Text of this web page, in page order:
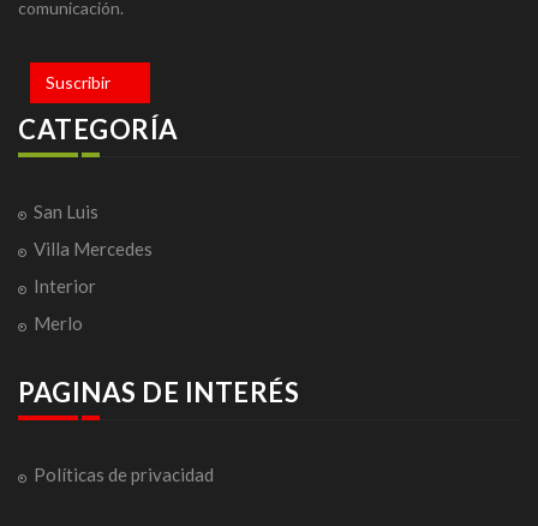
comunicación.
Suscribir
CATEGORÍA
San Luis
Villa Mercedes
Interior
Merlo
PAGINAS DE INTERÉS
Políticas de privacidad